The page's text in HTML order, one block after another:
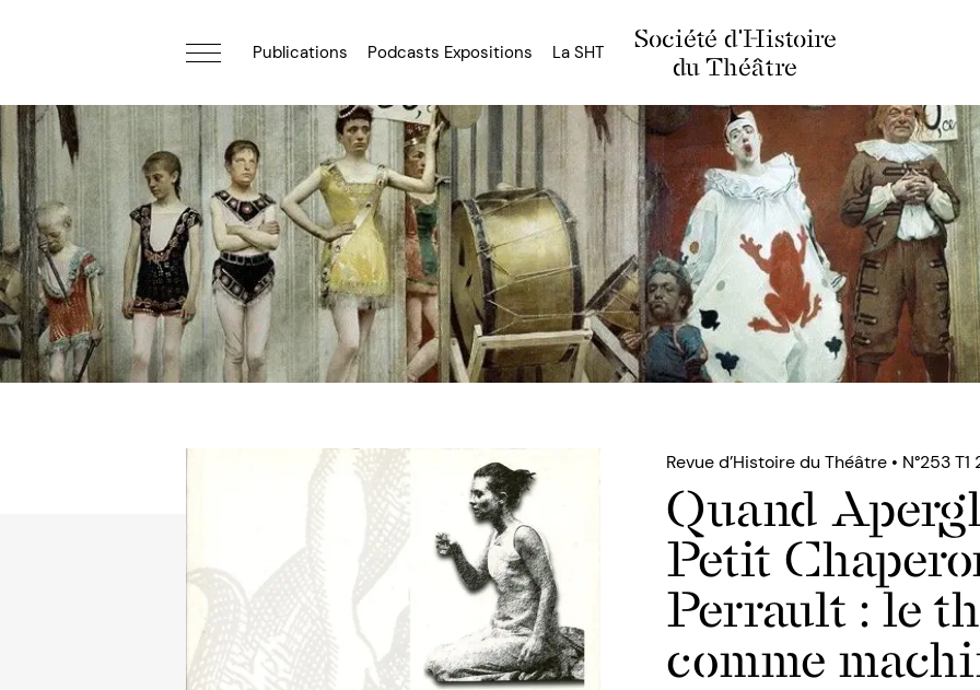
Société d'Histoire
du Théâtre
Publications Podcasts Expositions La SHT
Revue d’Histoire du Théâtre • N°253 T1
Quand
Petit
Perrault : le
comme